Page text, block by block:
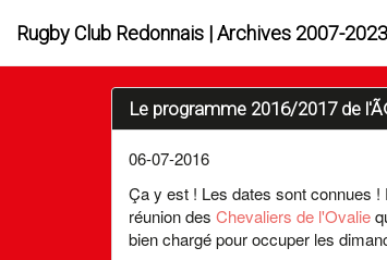
Rugby Club Redonnais | Archives 2007-2023
Le programme 2016/2017 de
06-07-2016
Ça y est ! Les dates sont connues
réunion des Chevaliers de l'Ovalie
bien chargé pour occuper les